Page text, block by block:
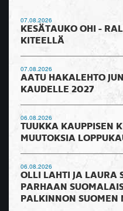
07.08.2026
KESÄTAUKO OHI -
KITEELLÄ
07.08.2026
AATU HAKALEHTO
KAUDELLE 2027
06.08.2026
TUUKKA KAUPPISEN
MUUTOKSIA
06.08.2026
OLLI LAHTI JA LAURA
PARHAAN
PALKINNON SUOMEN